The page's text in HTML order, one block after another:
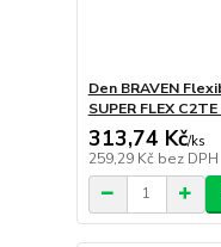
Den BRAVEN
SUPER FLEX C2TE
313,74 Kč/ks
259,29 Kč bez DPH